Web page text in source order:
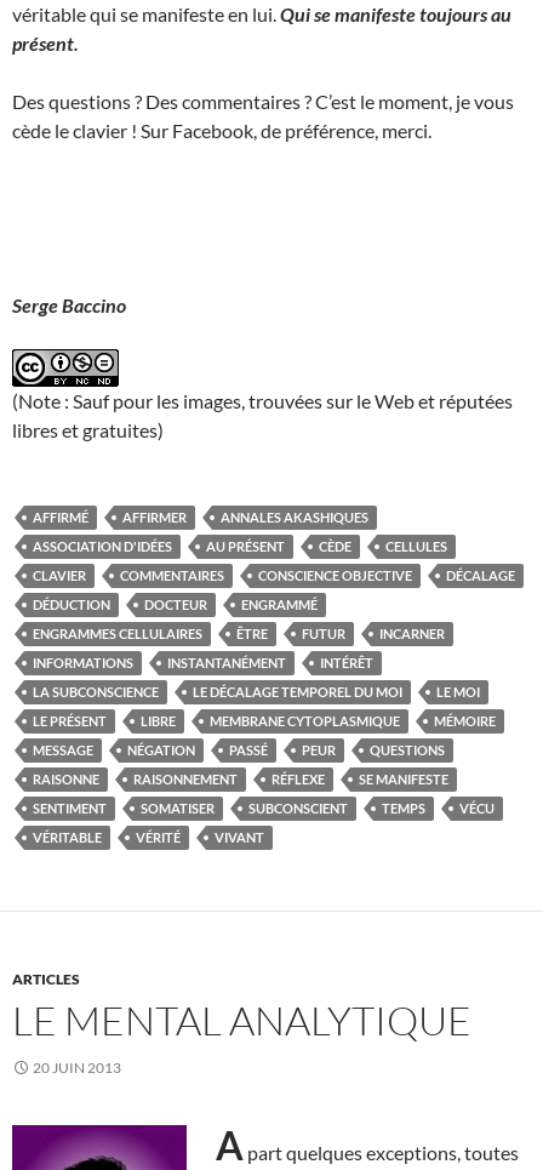
véritable qui se manifeste en lui. Qui se manifeste toujours au
présent.
Des questions ? Des commentaires ? C’est le moment, je vous
cède le clavier ! Sur Facebook, de préférence, merci.
Serge Baccino
(Note : Sauf pour les images, trouvées sur le Web et réputées
libres et gratuites)
AFFIRMÉ AFFIRMER
ANNALES AKASHIQUES
ASSOCIATION D'IDÉES
AU PRÉSENT CÈDE
CELLULES
CLAVIER
COMMENTAIRES CONSCIENCE OBJECTIVE
DÉCALAGE
DÉDUCTION
DOCTEUR
ENGRAMMÉ
ENGRAMMES CELLULAIRES
ÊTRE FUTUR
INCARNER
INFORMATIONS
INSTANTANÉMENT
INTÉRÊT
LA SUBCONSCIENCE
LE DÉCALAGE TEMPOREL DU MOI
LE MOI
LE PRÉSENT
LIBRE MEMBRANE CYTOPLASMIQUE
MÉMOIRE
MESSAGE
NÉGATION PASSÉ PEUR
QUESTIONS
RAISONNE
RAISONNEMENT RÉFLEXE
SE MANIFESTE
SENTIMENT
SOMATISER SUBCONSCIENT TEMPS
VÉCU
VÉRITABLE
VÉRITÉ VIVANT
ARTICLES
LE MENTAL ANALYTIQUE
20 JUIN 2013
A part quelques exceptions, toutes